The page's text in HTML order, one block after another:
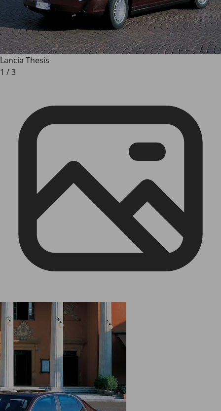
Lancia Thesis
1 /3